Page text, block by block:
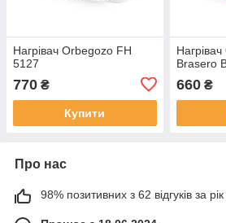
Нагрівач Orbegozo FH
5127
770 ₴
Купити
Brasero
660₴
Про нас
98% позитивних з 62 відгуків за рік